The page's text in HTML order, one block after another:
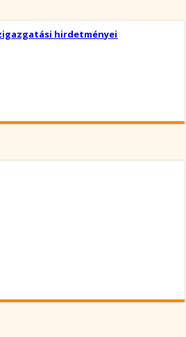
hirdetményei